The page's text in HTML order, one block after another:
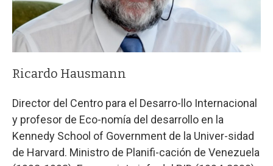
Ricardo Hausmann
Director del Centro para el Desarro-llo Internacional
y profesor de Eco-nomía del desarrollo en la
Kennedy School of Government de la Univer-sidad
de Harvard. Ministro de Planifi-cación de Venezuela